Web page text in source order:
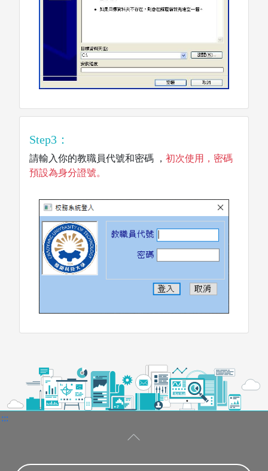
電子資料庫 博碩士論文
Step3：
請輸入你的教職員代號和密碼 ， 初次使用，密碼
預設為身分證號。
:::